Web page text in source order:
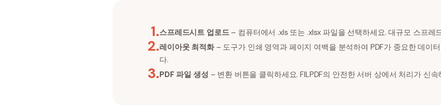
1.스프레드시트 업로드– 컴퓨터에서 .xls 또는 .xlsx 파일을 선택하세요. 대규모 스프레
2.레이아웃 최적화– 도구가 인쇄 영역과 페이지 여백을 분석하여 PDF가 중요한 데이
다.
3.PDF 파일 생성 – 변환 버튼을 클릭하세요. FILPDF의 안전한 서버 상에서 처리가 신